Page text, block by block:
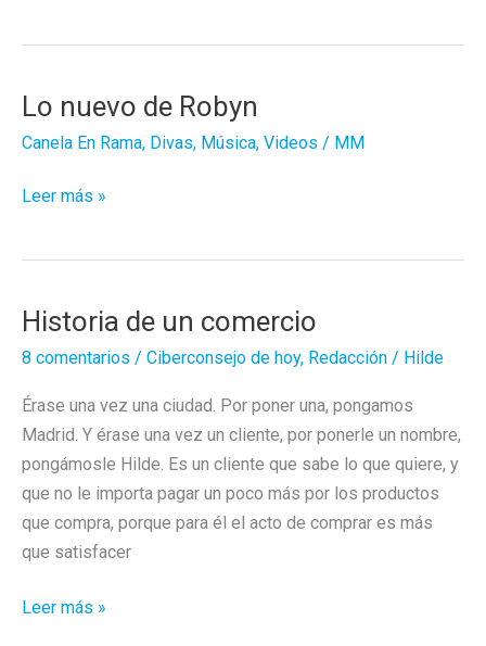
Vega
Lo nuevo de Robyn
Canela En Rama, Divas, Música, Videos / MM
Lo
Leer más »
Historia de un comercio
8 comentarios / Ciberconsejo de hoy, Redacción / Hilde
Érase una vez una ciudad. Por poner una, pongamos
Madrid. Y érase una vez un cliente, por ponerle un nombre,
pongámosle Hilde. Es un cliente que sabe lo que quiere, y
que no le importa pagar un poco más por los productos
que compra, porque para él el acto de comprar es más
que satisfacer
Historia
Leer más »